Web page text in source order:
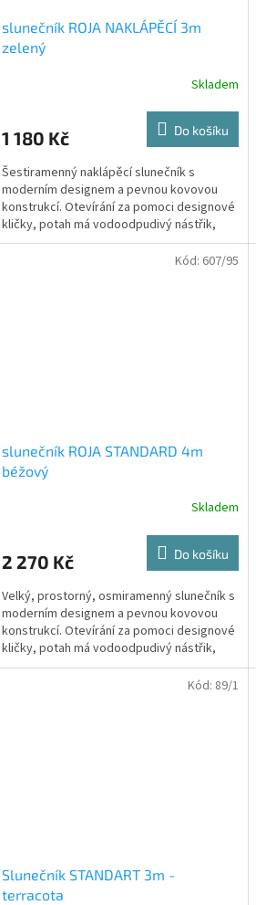
slunečník ROJA NAKLÁPĚCÍ 3m
zelený
Skladem
1 180 Kč Do košíku
Šestiramenný naklápěcí slunečník s
moderním designem a pevnou kovovou
konstrukcí. Otevírání za pomoci designové
kličky, potah má vodoodpudivý nástřik,
takže Vás ochrání před...
slunečník ROJA STANDARD 4m
béžový
Skladem
2 270 Kč Do košíku
Velký, prostorný, osmiramenný slunečník s
moderním designem a pevnou kovovou
konstrukcí. Otevírání za pomoci designové
kličky, potah má vodoodpudivý nástřik,
který Vás ochrání...
Kód: 607/95
Slunečník STANDART 3m -
terracota
Kód: 89/1